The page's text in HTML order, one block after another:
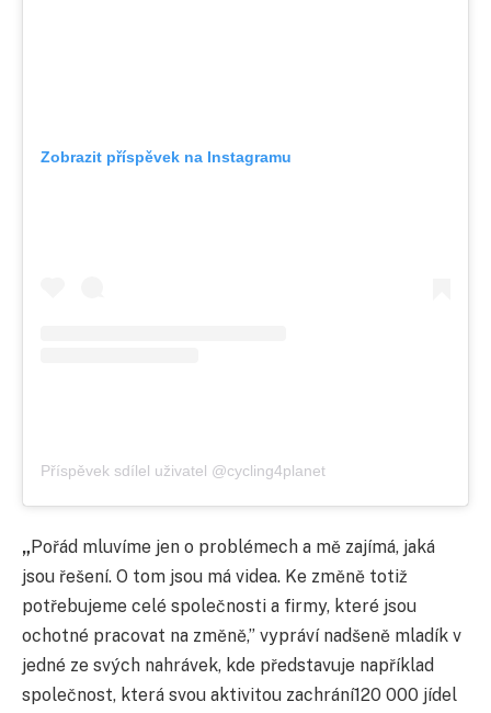
Zobrazit příspěvek na Instagramu
Příspěvek sdílel uživatel @cycling4planet
„Pořád mluvíme jen o problémech a mě zajímá, jaká
jsou řešení. O tom jsou má videa. Ke změně totiž
potřebujeme celé společnosti a firmy, které jsou
ochotné pracovat na změně,” vypráví nadšeně mladík v
jedné ze svých nahrávek, kde představuje například
společnost, která svou aktivitou zachrání120 000 jídel